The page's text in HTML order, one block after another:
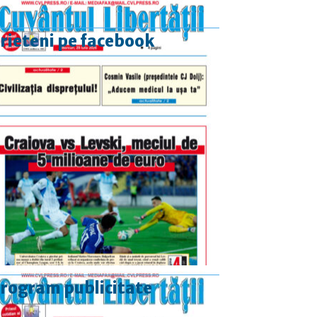
pe facebook
publicitate